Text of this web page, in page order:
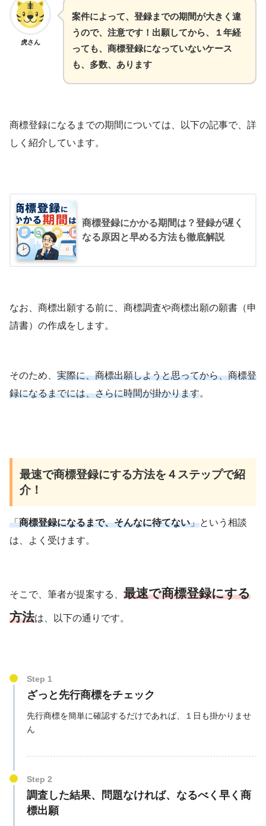
虎さん
案件によって、登録までの期間が大きく違
うので、注意です！出願してから、１年経
っても、商標登録になっていないケース
も、多数、あります
商標登録になるまでの期間については、以下の記事で、詳
しく紹介しています。
商標登録にかかる期間は？登録が遅く
なる原因と早める方法も徹底解説
なお、商標出願する前に、商標調査や商標出願の願書（申
請書）の作成をします。
そのため、 実際に、商標出願しようと思ってから、商標登
録になるまでには、さらに時間が掛かります。
最速で商標登録にする方法を４ステップで紹
介！
「商標登録になるまで、そんなに待てない」という相談
は、よく受けます。
そこで、筆者が提案する、 最速で商標登録にする
方法は、以下の通りです。
Step 1
ざっと先行商標をチェック
先行商標を簡単に確認するだけであれば、１日も掛かりませ
ん
Step 2
調査した結果、問題なければ、なるべく早く商
標出願